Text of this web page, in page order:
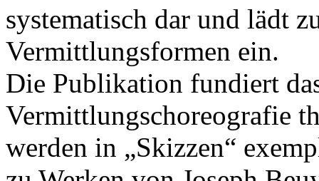
systematisch dar und lädt
Vermittlungsformen ein.
Die Publikation fundiert
Vermittlungschoreografie
werden in „Skizzen“